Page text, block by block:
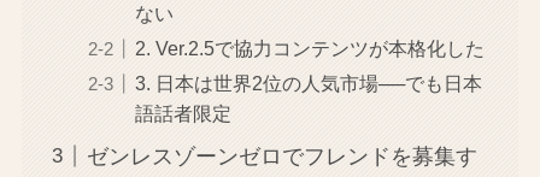
ない
2. Ver.2.5で協力コンテンツが本格化した
3. 日本は世界2位の人気市場──でも日本
語話者限定
ゼンレスゾーンゼロでフレンドを募集す